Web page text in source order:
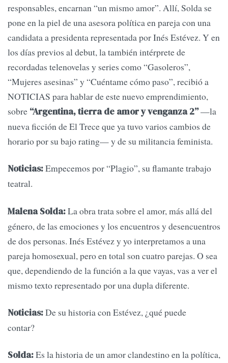
responsables, encarnan “un mismo amor”. Allí, Solda se
pone en la piel de una asesora política en pareja con una
candidata a presidenta representada por Inés Estévez. Y en
los días previos al debut, la también intérprete de
recordadas telenovelas y series como “Gasoleros”,
“Mujeres asesinas” y “Cuéntame cómo paso”, recibió a
NOTICIAS para hablar de este nuevo emprendimiento,
sobre “Argentina, tierra de amor y venganza 2”—la
nueva ficción de El Trece que ya tuvo varios cambios de
horario por su bajo rating— y de su militancia feminista.
Noticias:Empecemos por “Plagio”, su flamante trabajo
teatral.
Malena Solda:La obra trata sobre el amor, más allá del
género, de las emociones y los encuentros y desencuentros
de dos personas. Inés Estévez y yo interpretamos a una
pareja homosexual, pero en total son cuatro parejas. O sea
que, dependiendo de la función a la que vayas, vas a ver el
mismo texto representado por una dupla diferente.
Noticias:De su historia con Estévez, ¿qué puede
contar?
Solda:Es la historia de un amor clandestino en la política,